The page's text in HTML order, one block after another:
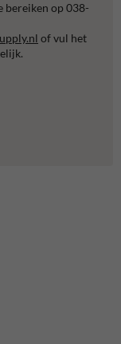
bereiken op 038-
of vul het